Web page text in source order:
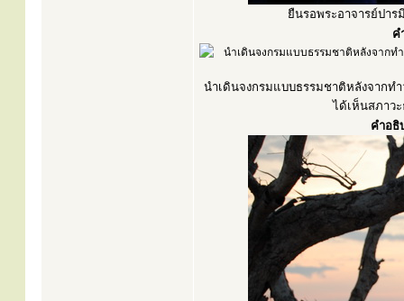
ยืนรอพระอาจารย์ปาร
ค
นำเดินจงกรมแบบธรรมชาติหลังจากทำ
ได้เห็นสภาวะ
คำอธิ